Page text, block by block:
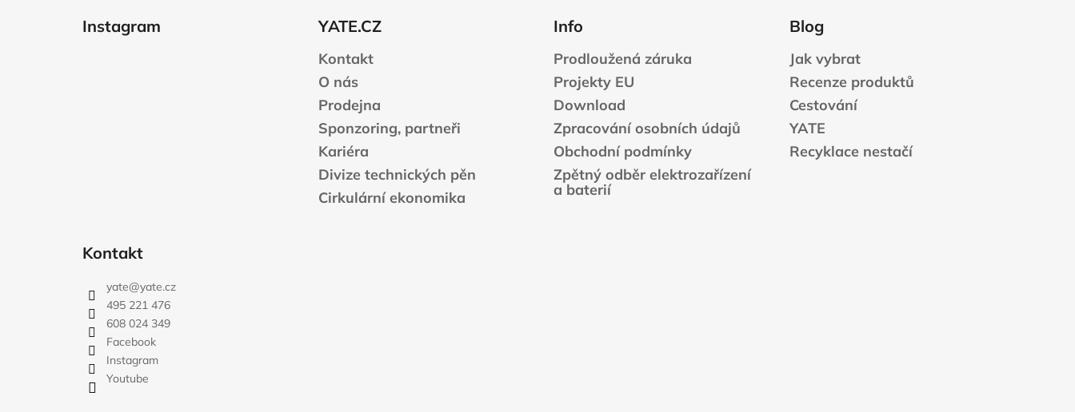
r
v
ý
p
i
Instagram YATE.CZ
Kontakt
O nás
Prodejna
Sponzoring, partneři
Kariéra
Divize technických pěn
Cirkulární ekonomika
Info
Prodloužená záruka
Projekty EU
Download
Zpracování osobních údajů
Obchodní podmínky
Zpětný odběr elektrozařízení
a baterií
Blog
Jak vybrat
Recenze produktů
Cestování
YATE
Recyklace nestačí
Kontakt
yate@yate.cz
495 221 476
608 024 349
Facebook
Instagram
Youtube